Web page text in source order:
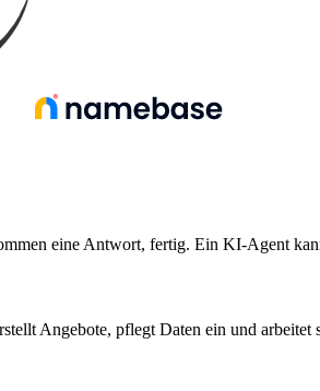
eine Antwort, fertig. Ein KI-Agent
Angebote, pflegt Daten ein und